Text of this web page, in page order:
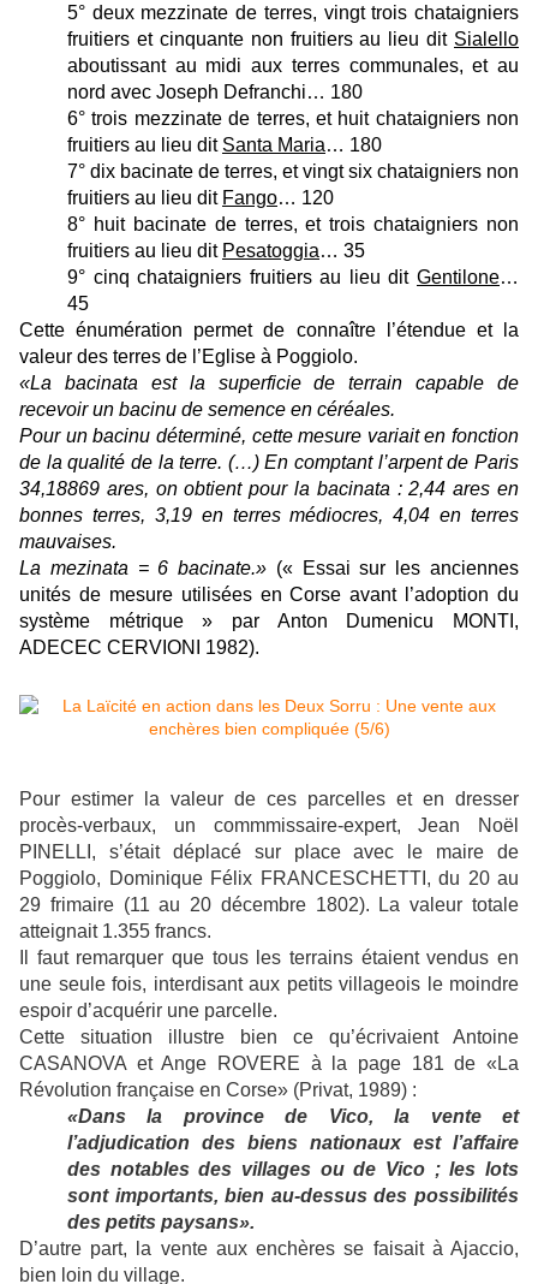
5° deux mezzinate de terres, vingt trois chataigniers
fruitiers et cinquante non fruitiers au lieu dit Sialello
aboutissant au midi aux terres communales, et au
nord avec Joseph Defranchi… 180
6° trois mezzinate de terres, et huit chataigniers non
fruitiers au lieu dit Santa Maria… 180
7° dix bacinate de terres, et vingt six chataigniers non
fruitiers au lieu dit Fango… 120
8° huit bacinate de terres, et trois chataigniers non
fruitiers au lieu dit Pesatoggia… 35
9° cinq chataigniers fruitiers au lieu dit Gentilone…
45
Cette énumération permet de connaître l’étendue et la
valeur des terres de l’Eglise à Poggiolo.
«La bacinata est la superficie de terrain capable de
recevoir un bacinu de semence en céréales.
Pour un bacinu déterminé, cette mesure variait en fonction
de la qualité de la terre. (…) En comptant l’arpent de Paris
34,18869 ares, on obtient pour la bacinata : 2,44 ares en
bonnes terres, 3,19 en terres médiocres, 4,04 en terres
mauvaises.
La mezinata = 6 bacinate.» (« Essai sur les anciennes
unités de mesure utilisées en Corse avant l’adoption du
système métrique » par Anton Dumenicu MONTI,
ADECEC CERVIONI 1982).
Pour estimer la valeur de ces parcelles et en dresser
procès-verbaux, un commmissaire-expert, Jean Noël
PINELLI, s’était déplacé sur place avec le maire de
Poggiolo, Dominique Félix FRANCESCHETTI, du 20 au
29 frimaire (11 au 20 décembre 1802). La valeur totale
atteignait 1.355 francs.
Il faut remarquer que tous les terrains étaient vendus en
une seule fois, interdisant aux petits villageois le moindre
espoir d’acquérir une parcelle.
Cette situation illustre bien ce qu’écrivaient Antoine
CASANOVA et Ange ROVERE à la page 181 de «La
Révolution française en Corse» (Privat, 1989) :
«Dans la province de Vico, la vente et
l’adjudication des biens nationaux est l’affaire
des notables des villages ou de Vico ; les lots
sont importants, bien au-dessus des possibilités
des petits paysans».
D’autre part, la vente aux enchères se faisait à Ajaccio,
bien loin du village.